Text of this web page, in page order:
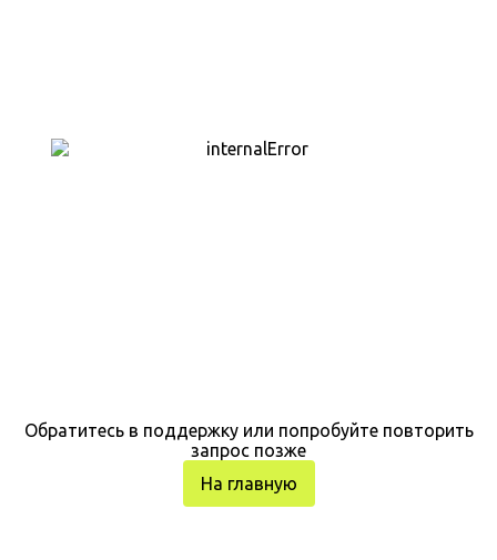
Обратитесь в поддержку или попробуйте повторить
запрос позже
На главную